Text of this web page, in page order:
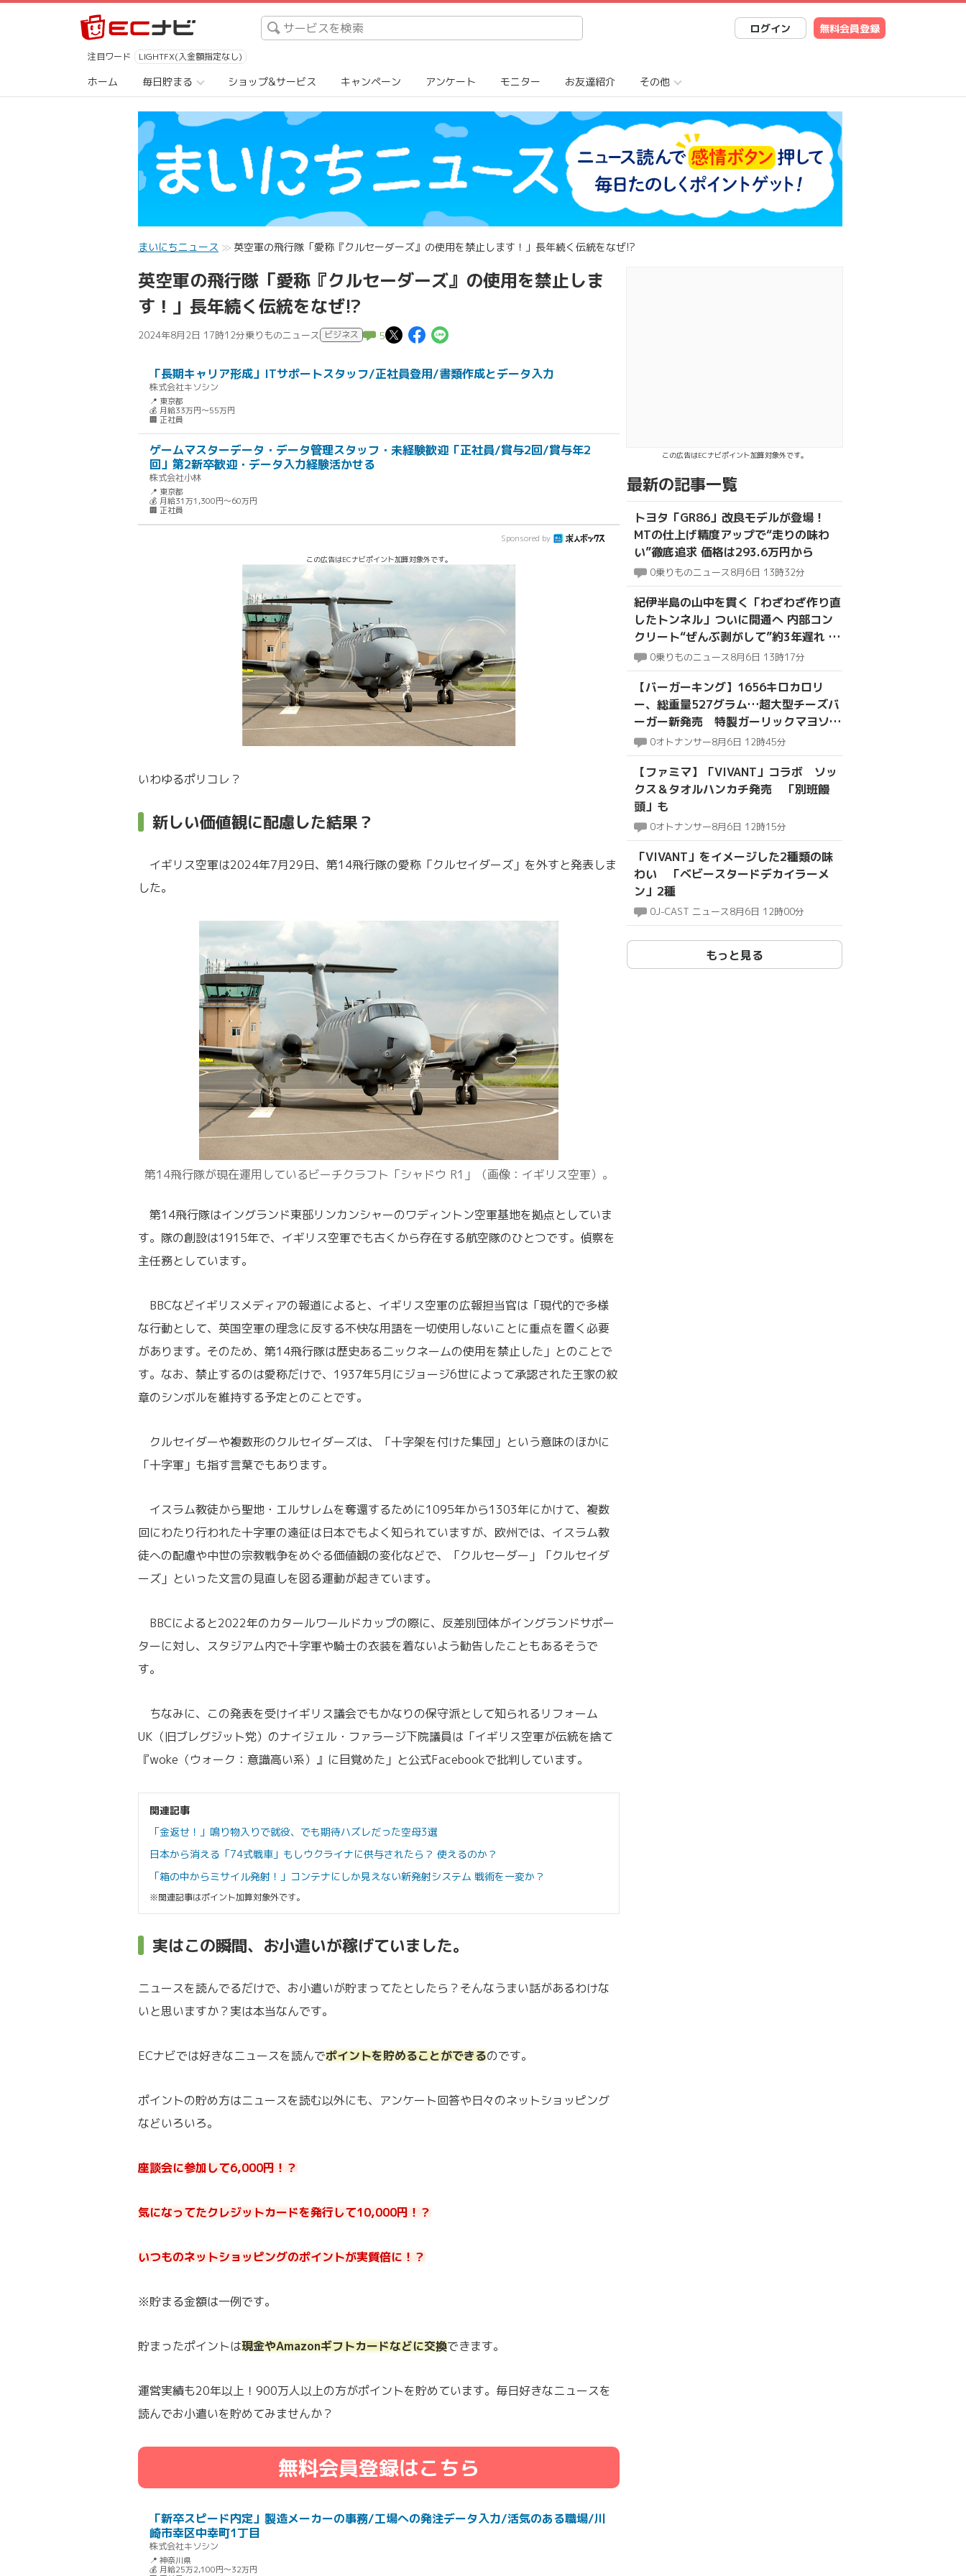
ログイン 無料会員登録
注目ワード LIGHTFX(入金額指定なし)
ホーム 毎日貯まる ショップ&サービス キャンペーン アンケート モニター お友達紹介 その他
まいにちニュース 英空軍の飛行隊「愛称『クルセーダーズ』の使用を禁止します！」長年続く伝統をなぜ!?
英空軍の飛行隊「愛称『クルセーダーズ』の使用を禁止しま
す！」長年続く伝統をなぜ!?
2024年8月2日 17時12分乗りものニュース ビジネス 5 この記事についてポスト
この記事についてFacebookでシェア
「長期キャリア形成」ITサポートスタッフ/正社員登用/書類作成とデータ入力
株式会社キソシン
📍 東京都
💰 月給33万円～55万円
🏢 正社員
ゲームマスターデータ・データ管理スタッフ・未経験歓迎「正社員/賞与2回/賞与年2
回」第2新卒歓迎・データ入力経験活かせる
株式会社小林
📍 東京都
💰 月給31万1,300円～60万円
🏢 正社員
Sponsored by
この広告はECナビポイント加算対象外です。
いわゆるポリコレ？
新しい価値観に配慮した結果？
イギリス空軍は2024年7月29日、第14飛行隊の愛称「クルセイダーズ」を外すと発表しま
した。
第14飛行隊が現在運用しているビーチクラフト「シャドウ R1」（画像：イギリス空軍）。
第14飛行隊はイングランド東部リンカンシャーのワディントン空軍基地を拠点としていま
す。隊の創設は1915年で、イギリス空軍でも古くから存在する航空隊のひとつです。偵察を
主任務としています。
BBCなどイギリスメディアの報道によると、イギリス空軍の広報担当官は「現代的で多様
な行動として、英国空軍の理念に反する不快な用語を一切使用しないことに重点を置く必要
があります。そのため、第14飛行隊は歴史あるニックネームの使用を禁止した」とのことで
す。なお、禁止するのは愛称だけで、1937年5月にジョージ6世によって承認された王家の紋
章のシンボルを維持する予定とのことです。
クルセイダーや複数形のクルセイダーズは、「十字架を付けた集団」という意味のほかに
「十字軍」も指す言葉でもあります。
イスラム教徒から聖地・エルサレムを奪還するために1095年から1303年にかけて、複数
回にわたり行われた十字軍の遠征は日本でもよく知られていますが、欧州では、イスラム教
徒への配慮や中世の宗教戦争をめぐる価値観の変化などで、「クルセーダー」「クルセイダ
ーズ」といった文言の見直しを図る運動が起きています。
BBCによると2022年のカタールワールドカップの際に、反差別団体がイングランドサポー
ターに対し、スタジアム内で十字軍や騎士の衣装を着ないよう勧告したこともあるそうで
す。
ちなみに、この発表を受けイギリス議会でもかなりの保守派として知られるリフォーム
UK（旧ブレグジット党）のナイジェル・ファラージ下院議員は「イギリス空軍が伝統を捨て
『woke（ウォーク：意識高い系）』に目覚めた」と公式Facebookで批判しています。
関連記事
「金返せ！」鳴り物入りで就役、でも期待ハズレだった空母3選
日本から消える「74式戦車」もしウクライナに供与されたら？ 使えるのか？
「箱の中からミサイル発射！」コンテナにしか見えない新発射システム 戦術を一変か？
※関連記事はポイント加算対象外です。
実はこの瞬間、お小遣いが稼げていました。
ニュースを読んでるだけで、お小遣いが貯まってたとしたら？そんなうまい話があるわけな
いと思いますか？実は本当なんです。
ECナビでは好きなニュースを読んでポイントを貯めることができるのです。
ポイントの貯め方はニュースを読む以外にも、アンケート回答や日々のネットショッピング
などいろいろ。
座談会に参加して6,000円！？
気になってたクレジットカードを発行して10,000円！？
いつものネットショッピングのポイントが実質倍に！？
※貯まる金額は一例です。
貯まったポイントは現金やAmazonギフトカードなどに交換できます。
運営実績も20年以上！900万人以上の方がポイントを貯めています。毎日好きなニュースを
読んでお小遣いを貯めてみませんか？
無料会員登録はこちら
「新卒スピード内定」製造メーカーの事務/工場への発注データ入力/活気のある職場/川
崎市幸区中幸町1丁目
株式会社キソシン
📍 神奈川県
💰 月給25万2,100円～32万円
この広告はECナビポイント加算対象外です。
最新の記事一覧
トヨタ「GR86」改良モデルが登場！
MTの仕上げ精度アップで“走りの味わ
い”徹底追求 価格は293.6万円から
0乗りものニュース8月6日 13時32分
紀伊半島の山中を貫く「わざわざ作り直
したトンネル」ついに開通へ 内部コン
クリート“ぜんぶ剥がして”約3年遅れ 唯
一の国道の代替路に
0乗りものニュース8月6日 13時17分
【バーガーキング】1656キロカロリ
ー、総重量527グラム…超大型チーズバ
ーガー新発売 特製ガーリックマヨソー
ス採用
0オトナンサー8月6日 12時45分
【ファミマ】「VIVANT」コラボ ソッ
クス＆タオルハンカチ発売 「別班饅
頭」も
0オトナンサー8月6日 12時15分
「VIVANT」をイメージした2種類の味
わい 「ベビースタードデカイラーメ
ン」2種
0J-CAST ニュース8月6日 12時00分
もっと見る